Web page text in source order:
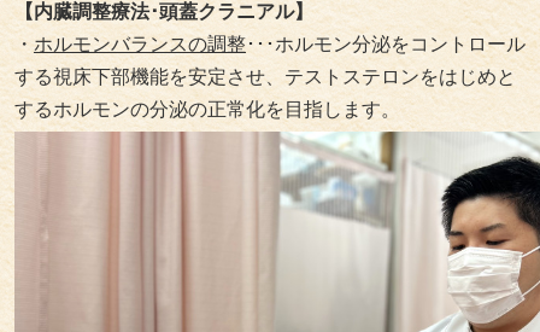
【内臓調整療法･頭蓋クラニアル】
・ ホルモンバランスの調整･･･ホルモン分泌をコントロール
する視床下部機能を安定させ、テストステロンをはじめと
するホルモンの分泌の正常化を目指します。